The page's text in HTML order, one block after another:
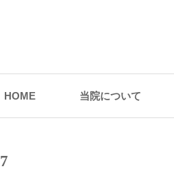
HOME 当院について